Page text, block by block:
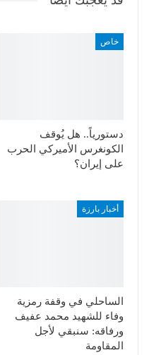
خاص
دستورياً.. هل يُوقف
الكونغرس الأميركي الحرب
على إيران؟
أخبار بارزة
الساحلي في وقفة رمزية
وفاء للشهيد محمد عفيف
ورفاقه: سنبقي لأجل
المقاومة